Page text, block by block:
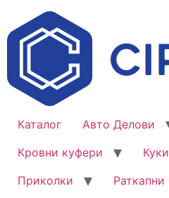
Каталог Авто Делови
Кровни куфери
Куки
Приколки
Раткапни